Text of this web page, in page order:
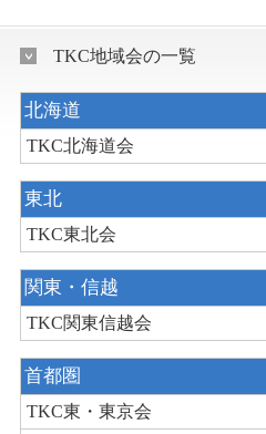
TKC地域会の一覧
北海道
TKC北海道会
東北
TKC東北会
関東・信越
TKC関東信越会
首都圏
TKC東・東京会